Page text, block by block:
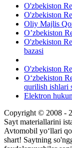
O'zbekiston
O'zbekiston
Oliy Majlis
O’zbekiston
O'zbekiston
bazasi
O'zbekiston
O‘zbekiston
qurilish ishlari
Elektron
Copyright © 2008 -
Sayt materiallarini
Avtomobil yo‘llari
shart! Saytning